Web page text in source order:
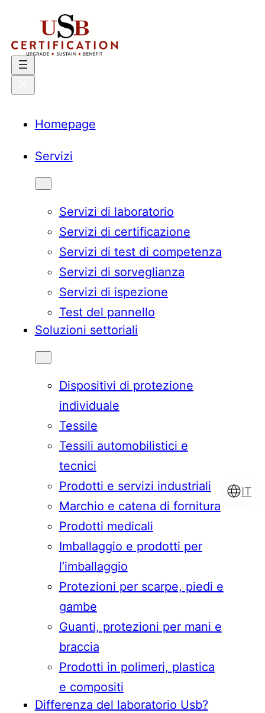
contenuto
Homepage
Servizi
Servizi di laboratorio
Servizi di certificazione
Servizi di test di competenza
Servizi di sorveglianza
Servizi di ispezione
Test del pannello
Soluzioni settoriali
Dispositivi di protezione
individuale
Tessile
Tessili automobilistici e
tecnici
Prodotti e servizi industriali
Marchio e catena di fornitura
Prodotti medicali
Imballaggio e prodotti per
l’imballaggio
Protezioni per scarpe, piedi e
gambe
Guanti, protezioni per mani e
braccia
Prodotti in polimeri, plastica
e compositi
Differenza del laboratorio Usb?
IT
Türkçe
Français Italiano